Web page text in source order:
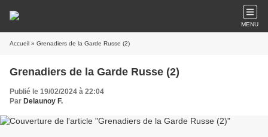
MENU
Accueil » Grenadiers de la Garde Russe (2)
Grenadiers de la Garde Russe (2)
Publié le 19/02/2024 à 22:04
Par Delaunoy F.